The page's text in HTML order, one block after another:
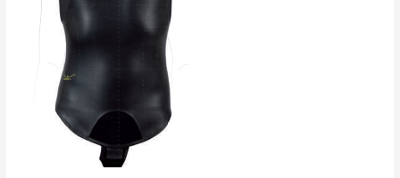
choisies
sur
page
du
produit